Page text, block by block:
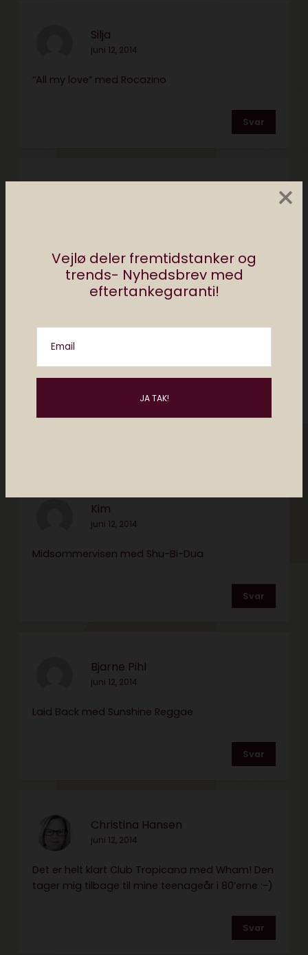
Vejlø deler fremtidstanker og
trends- Nyhedsbrev med
eftertankegaranti!
Email
×
Silja
juni 12, 2014
“All my love” med Rocazino
Svar
juni 12, 2014
Kim
juni 12, 2014
Midsommervisen med Shu-Bi-Dua
Svar
Bjarne Pihl
juni 12, 2014
Laid Back med Sunshine Reggae
Svar
Christina Hansen
juni 12, 2014
Det er helt klart Club Tropicana med Wham! Den
tager mig tilbage til mine teenageår i 80’erne :-)
Svar